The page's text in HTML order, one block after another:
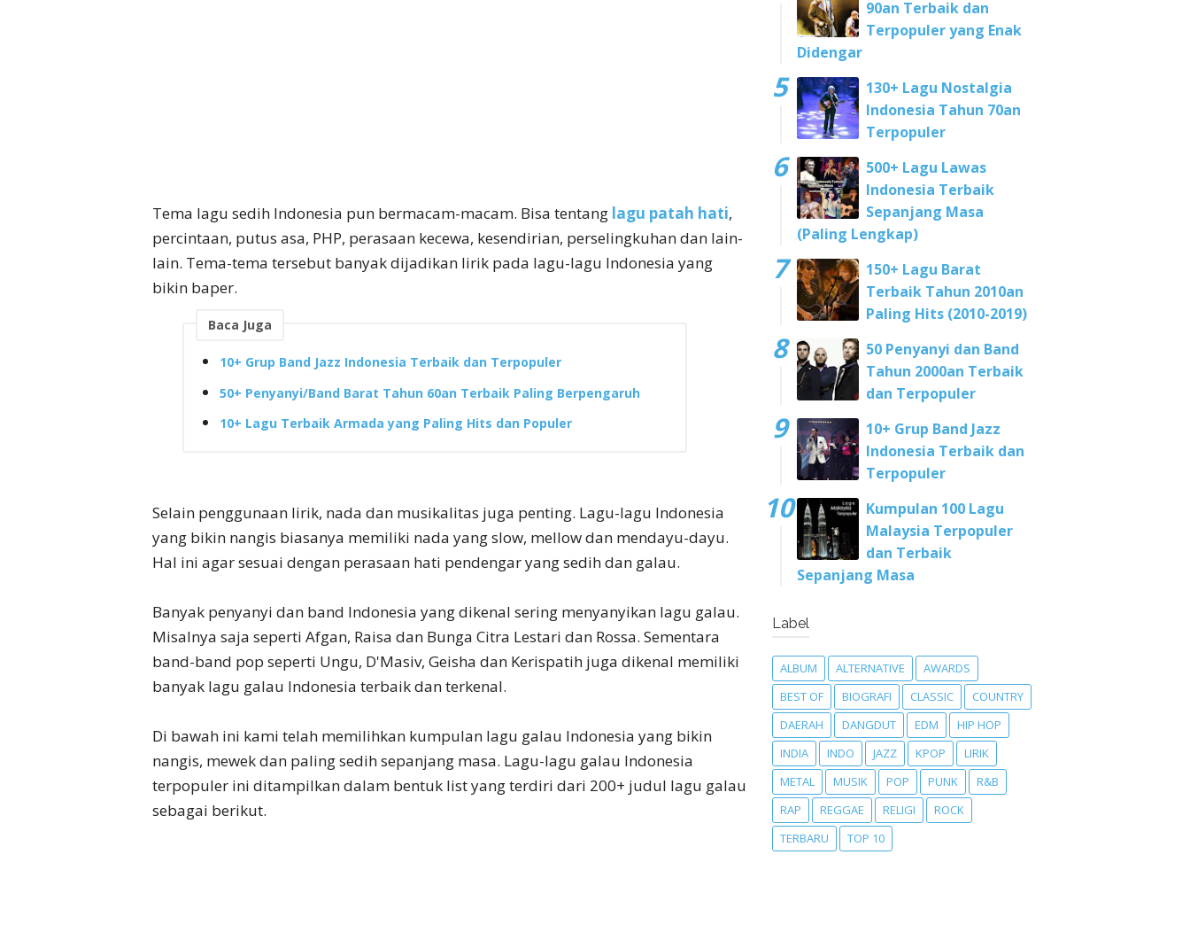
Tema lagu sedih Indonesia pun bermacam-macam. Bisa tentang lagu patah hati,
percintaan, putus asa, PHP, perasaan kecewa, kesendirian, perselingkuhan dan lain-
lain. Tema-tema tersebut banyak dijadikan lirik pada lagu-lagu Indonesia yang
bikin baper.
Baca Juga
10+ Grup Band Jazz Indonesia Terbaik dan Terpopuler
50+ Penyanyi/Band Barat Tahun 60an Terbaik Paling Berpengaruh
10+ Lagu Terbaik Armada yang Paling Hits dan Populer
Selain penggunaan lirik, nada dan musikalitas juga penting. Lagu-lagu Indonesia
yang bikin nangis biasanya memiliki nada yang slow, mellow dan mendayu-dayu.
Hal ini agar sesuai dengan perasaan hati pendengar yang sedih dan galau.
Banyak penyanyi dan band Indonesia yang dikenal sering menyanyikan lagu galau.
Misalnya saja seperti Afgan, Raisa dan Bunga Citra Lestari dan Rossa. Sementara
band-band pop seperti Ungu, D'Masiv, Geisha dan Kerispatih juga dikenal memiliki
banyak lagu galau Indonesia terbaik dan terkenal.
Di bawah ini kami telah memilihkan kumpulan lagu galau Indonesia yang bikin
nangis, mewek dan paling sedih sepanjang masa. Lagu-lagu galau Indonesia
terpopuler ini ditampilkan dalam bentuk list yang terdiri dari 200+ judul lagu galau
sebagai berikut.
90an Terbaik dan
Terpopuler yang Enak
Didengar
130+ Lagu Nostalgia
Indonesia Tahun 70an
Terpopuler
500+ Lagu Lawas
Indonesia Terbaik
Sepanjang Masa
(Paling Lengkap)
150+ Lagu Barat
Terbaik Tahun 2010an
Paling Hits (2010-2019)
50 Penyanyi dan Band
Tahun 2000an Terbaik
dan Terpopuler
10+ Grup Band Jazz
Indonesia Terbaik dan
Terpopuler
Kumpulan 100 Lagu
Malaysia Terpopuler
dan Terbaik
Sepanjang Masa
Label
ALBUM ALTERNATIVE
AWARDS
BEST OF
BIOGRAFI CLASSIC
COUNTRY
DAERAH
DANGDUT EDM
HIP HOP
INDIA
INDO JAZZ KPOP
LIRIK
METAL
MUSIK POP PUNK
R&B
RAP
REGGAE RELIGI
ROCK
TERBARU
TOP 10